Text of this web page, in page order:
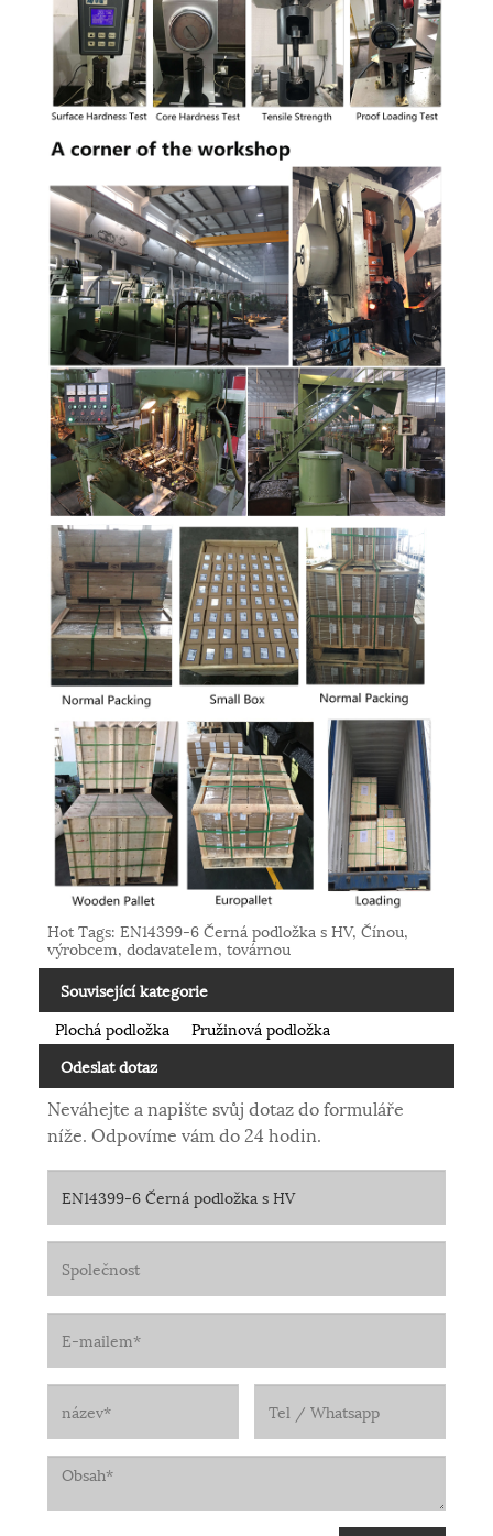
Hot Tags: EN14399-6 Černá podložka s HV, Čínou,
výrobcem, dodavatelem, továrnou
Související kategorie
Plochá podložka
Pružinová podložka
Odeslat dotaz
Neváhejte a napište svůj dotaz do formuláře
níže. Odpovíme vám do 24 hodin.